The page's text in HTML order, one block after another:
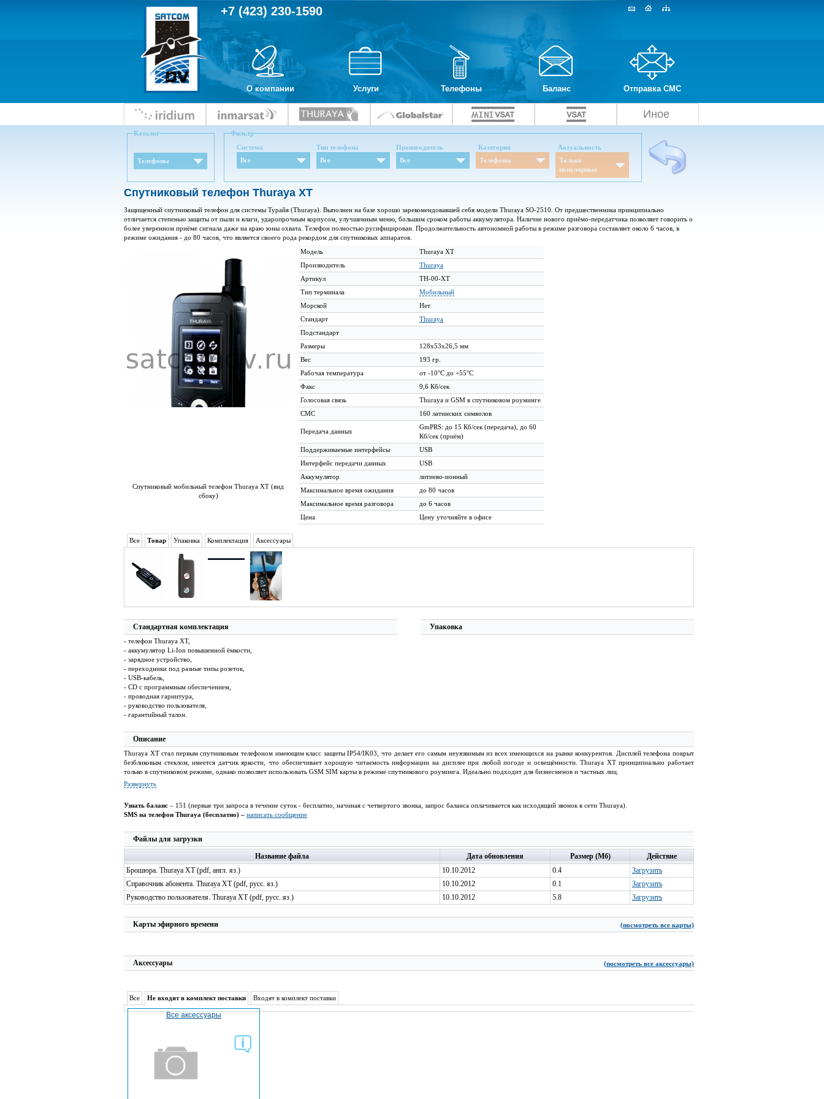
Иное
Каталог
Телефоны
Фильтр
Система
Все
Тип телефона
Все
Производитель
Все
Категория
Телефоны
Актуальность
Только
популярные
+7 (423) 230-1590
О компании Услуги Телефоны Баланс Отправка СМС
Спутниковый телефон Thuraya XT
Защищенный спутниковый телефон для системы Турайя (Thuraya). Выполнен на базе хорошо зарекомендовавшей себя модели Thuraya SO-2510. От предшественника принципиально
отличается степенью защиты от пыли и влаги, ударопрочным корпусом, улучшенным меню, большим сроком работы аккумулятора. Наличие нового приёмо-передатчика позволяет говорить о
более уверенном приёме сигнала даже на краю зоны охвата. Телефон полностью русифицирован. Продолжительность автономной работы в режиме разговора составляет около 6 часов, в
режиме ожидания - до 80 часов, что является своего рода рекордом для спутниковых аппаратов.
Спутниковый мобильный телефон Thuraya XT (вид
сбоку)
Модель
Thuraya XT
Производитель
Thuraya
Артикул
TH-00-XT
Тип терминала
Мобильный
Морской
Нет
Стандарт
Thuraya
Подстандарт
Размеры
128x53x26,5 мм
Вес
193 гр.
Рабочая температура
от -10°C до +55°C
Факс
9,6 Кб/сек
Голосовая связь
Thuraya и GSM в спутниковом роуминге
СМС
160 латинских символов
Передача данных
GmPRS: до 15 Кб/сек (передача), до 60
Кб/сек (приём)
Поддерживаемые интерфейсы
USB
Интерфейс передачи данных
USB
Аккумулятор
литиево-ионный
Максимальное время ожидания
до 80 часов
Максимальное время разговора
до 6 часов
Цена
Цену уточняйте в офисе
Все Товар Упаковка Комплектация Аксессуары
Стандартная комплектация
- телефон Thuraya XT,
- аккумулятор Li-Ion повышенной ёмкости,
- зарядное устройство,
- переходники под разные типы розеток,
- USB-кабель,
- CD с программным обеспечением,
- проводная гарнитура,
- руководство пользователя,
- гарантийный талон.
Упаковка
Описание
Thuraya XT стал первым спутниковым телефоном имеющим класс защиты IP54/IK03, что делает его самым неуязвимым из всех имеющихся на рынке конкурентов. Дисплей телефона покрыт
безбликовым стеклом, имеется датчик яркости, что обеспечивает хорошую читаемость информации на дисплее при любой погоде и освещённости. Thuraya XT принципиально работает
только в спутниковом режиме, однако позволяет использовать GSM SIM карты в режиме спутникового роуминга. Идеально подходит для бизнесменов и частных лиц.
Развернуть
Узнать баланс – 151 (первые три запроса в течение суток - бесплатно, начиная с четвертого звонка, запрос баланса оплачивается как исходящий звонок в сети Thuraya).
SMS на телефон Thuraya (бесплатно) – написать сообщение
Файлы для загрузки
Название файла
Дата обновления Размер (Мб)
Действие
Брошюра. Thuraya XT (pdf, англ. яз.)
10.10.2012 0.4
Загрузить
Справочник абонента. Thuraya XT (pdf, русс. яз.)
10.10.2012 0.1
Загрузить
Руководство пользователя. Thuraya XT (pdf, русс. яз.)
10.10.2012 5.8 Загрузить
Карты эфирного времени (посмотреть все карты)
Аксессуары (посмотреть все аксессуары)
Все Не входят в комплект поставки Входят в комплект поставки
Все аксессуары